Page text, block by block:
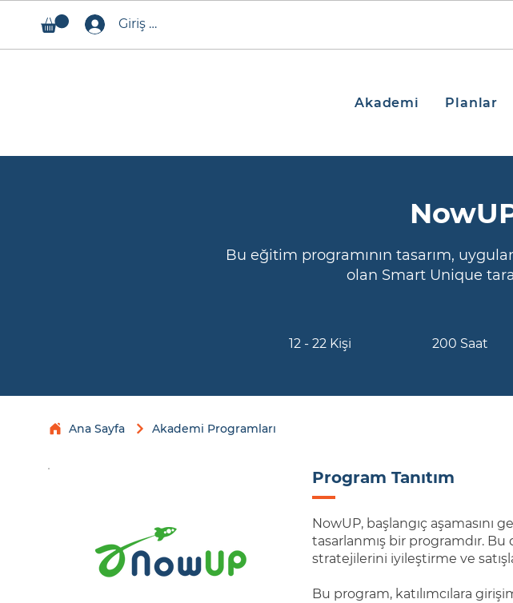
Giriş Yap
Akademi Planlar
Bu eğitim programının tasarım,
olan Smart Unique
12 - 22 Kişi 200 Saat
Ana Sayfa Akademi Programları
Program Tanıtım
NowUP, başlangıç
tasarlanmış bir programdır.
stratejilerini iyileştirme ve
Bu program, katılımcılara